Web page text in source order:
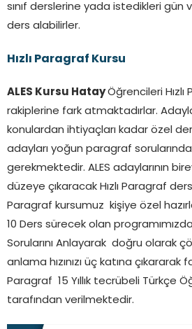
sınıf derslerine yada istedikleri gün
ders alabilirler.
Hızlı Paragraf Kursu
ALES Kursu HatayÖğrencileri
rakiplerine fark atmaktadırlar.
konulardan ihtiyaçları kadar özel
adayları yoğun paragraf
gerekmektedir. ALES adaylarının
düzeye çıkaracak Hızlı Paragraf
Paragraf kursumuz kişiye özel
10 Ders sürecek olan
Sorularını Anlayarak doğru olarak
anlama hızınızı üç katına çıkararak
Paragraf 15 Yıllık tecrübeli Türkçe
tarafından verilmektedir.